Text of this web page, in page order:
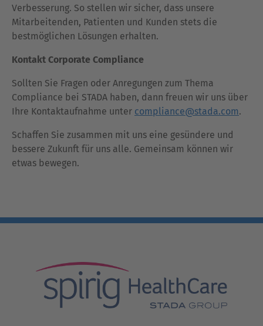
Verbesserung. So stellen wir sicher, dass unsere
Mitarbeitenden, Patienten und Kunden stets die
bestmöglichen Lösungen erhalten.
Kontakt Corporate Compliance
Sollten Sie Fragen oder Anregungen zum Thema
Compliance bei STADA haben, dann freuen wir uns über
Ihre Kontaktaufnahme unter compliance@stada.com.
Schaffen Sie zusammen mit uns eine gesündere und
bessere Zukunft für uns alle. Gemeinsam können wir
etwas bewegen.